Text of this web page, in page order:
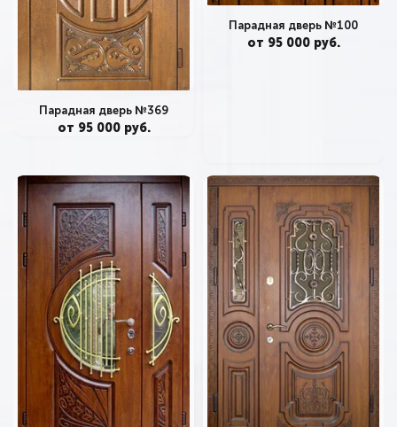
Парадная дверь №369
от 95 000 руб.
Парадная дверь №100
от 95 000 руб.